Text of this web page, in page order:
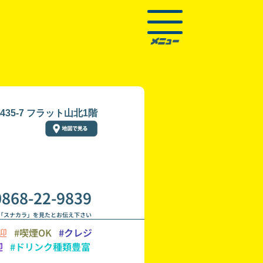
7 フラット山北1階
22-9839
スナカラ」を見たとお伝え下さい
#喫煙OK #クレジ
#ドリンク種類豊富